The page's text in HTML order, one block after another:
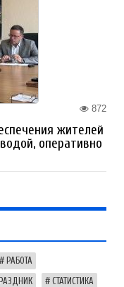
872
жителей
оперативно
РАБОТА
СТАТИСТИКА